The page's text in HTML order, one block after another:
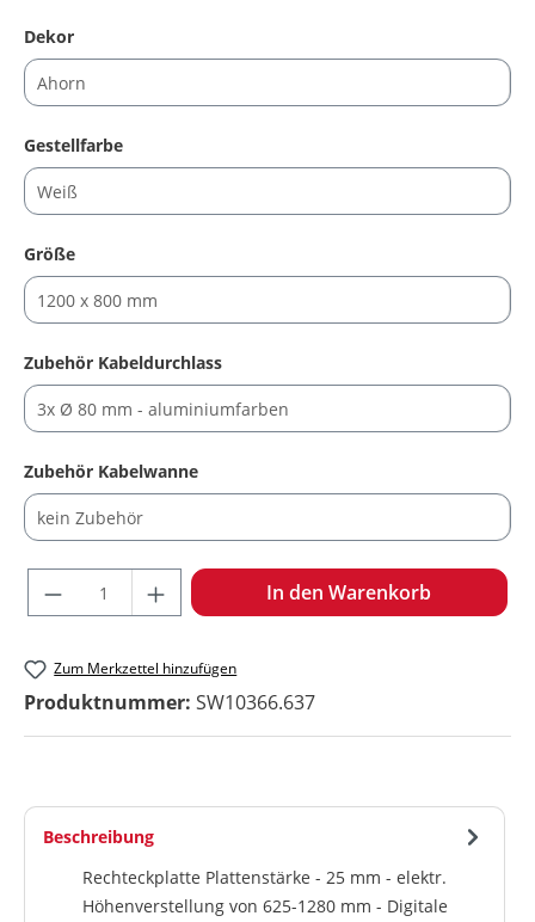
Dekorauswählen
Gestellfarbeauswählen
Größeauswählen
Zubehör Kabeldurchlassauswählen
Zubehör Kabelwanneauswählen
Produkt Anzahl: Gib den gewünschten Wert ein oder
In den Warenkorb
Zum Merkzettel hinzufügen
Produktnummer: SW10366.637
Beschreibung
Rechteckplatte Plattenstärke - 25 mm - elektr.
Höhenverstellung von 625-1280 mm - Digitale